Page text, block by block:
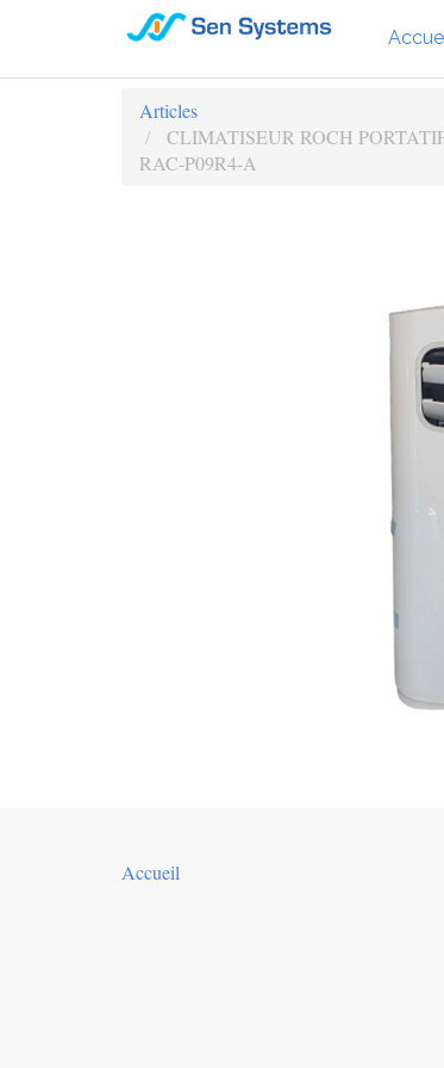
Articles
CLIMATISEUR ROCH
RAC-P09R4-A
Accueil